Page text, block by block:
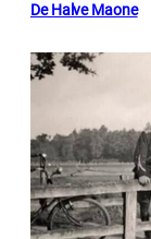
De Halve Maone